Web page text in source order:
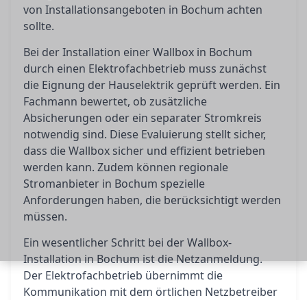
von Installationsangeboten in Bochum achten
sollte.
Bei der Installation einer Wallbox in Bochum
durch einen Elektrofachbetrieb muss zunächst
die Eignung der Hauselektrik geprüft werden. Ein
Fachmann bewertet, ob zusätzliche
Absicherungen oder ein separater Stromkreis
notwendig sind. Diese Evaluierung stellt sicher,
dass die Wallbox sicher und effizient betrieben
werden kann. Zudem können regionale
Stromanbieter in Bochum spezielle
Anforderungen haben, die berücksichtigt werden
müssen.
Ein wesentlicher Schritt bei der Wallbox-
Installation in Bochum ist die Netzanmeldung.
Der Elektrofachbetrieb übernimmt die
Kommunikation mit dem örtlichen Netzbetreiber